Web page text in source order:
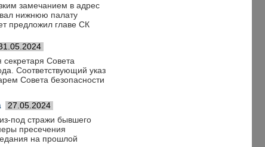
замечанием в адрес
нижнюю палату
предложил главе СК
секретаря Совета
Соответствующий указ
Совета безопасности
27.05.2024
под стражи бывшего
пресечения
на прошлой